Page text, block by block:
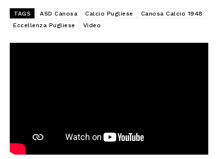
TAGS ASD Canosa Calcio Pugliese
Canosa Calcio 1948
Eccellenza Pugliese
Video